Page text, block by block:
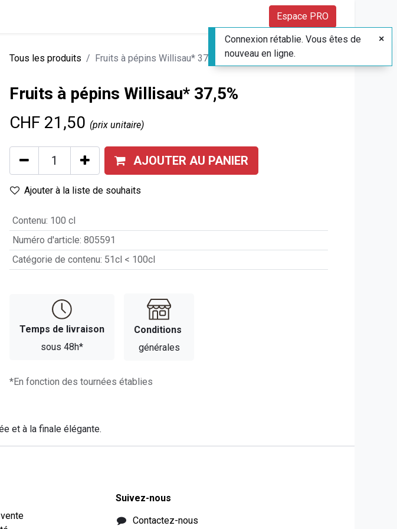
Espace PRO
Tous les produits Fruits à pépins Willisau* 37,5%
Fruits à pépins Willisau* 37,5%
CHF 21,50 (prix unitaire)
AJOUTER AU PANIER
Ajouter à la liste de souhaits
Contenu: 100 cl
Numéro d'article: 805591
Catégorie de contenu: 51cl < 100cl
Temps d​​e livraison
sous 48h*
Con​​ditions
générales
*En fonction des tournées établies
et à la finale élégante.
Suivez-nous
Contactez-nous
Connexion rétablie. Vous êtes de
nouveau en ligne.